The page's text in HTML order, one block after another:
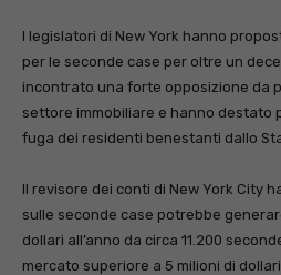
I legislatori di New York hanno
per le seconde case per oltre un
incontrato una forte opposizione da
settore immobiliare e hanno destato
fuga dei residenti benestanti dallo
Il revisore dei conti di New York City
sulle seconde case potrebbe
dollari all’anno da circa 11.200
mercato superiore a 5 milioni di